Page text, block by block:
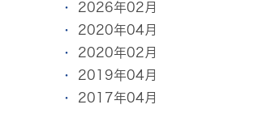
2026年02月
2020年04月
2020年02月
2019年04月
2017年04月